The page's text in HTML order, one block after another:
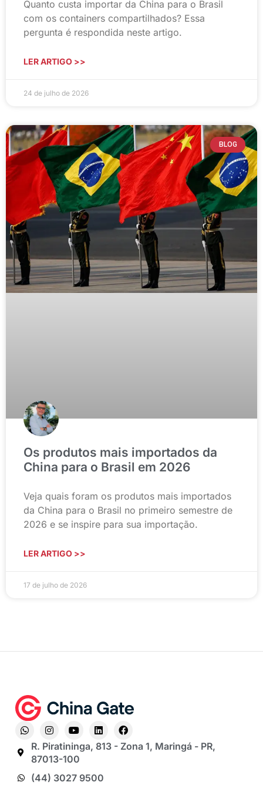
Quanto custa importar da China para o Brasil
com os containers compartilhados? Essa
pergunta é respondida neste artigo.
LER ARTIGO >>
24 de julho de 2026
BLOG
Os produtos mais importados da
China para o Brasil em 2026
Veja quais foram os produtos mais importados
da China para o Brasil no primeiro semestre de
2026 e se inspire para sua importação.
LER ARTIGO >>
17 de julho de 2026
R. Piratininga, 813 - Zona 1, Maringá - PR,
87013-100
(44) 3027 9500